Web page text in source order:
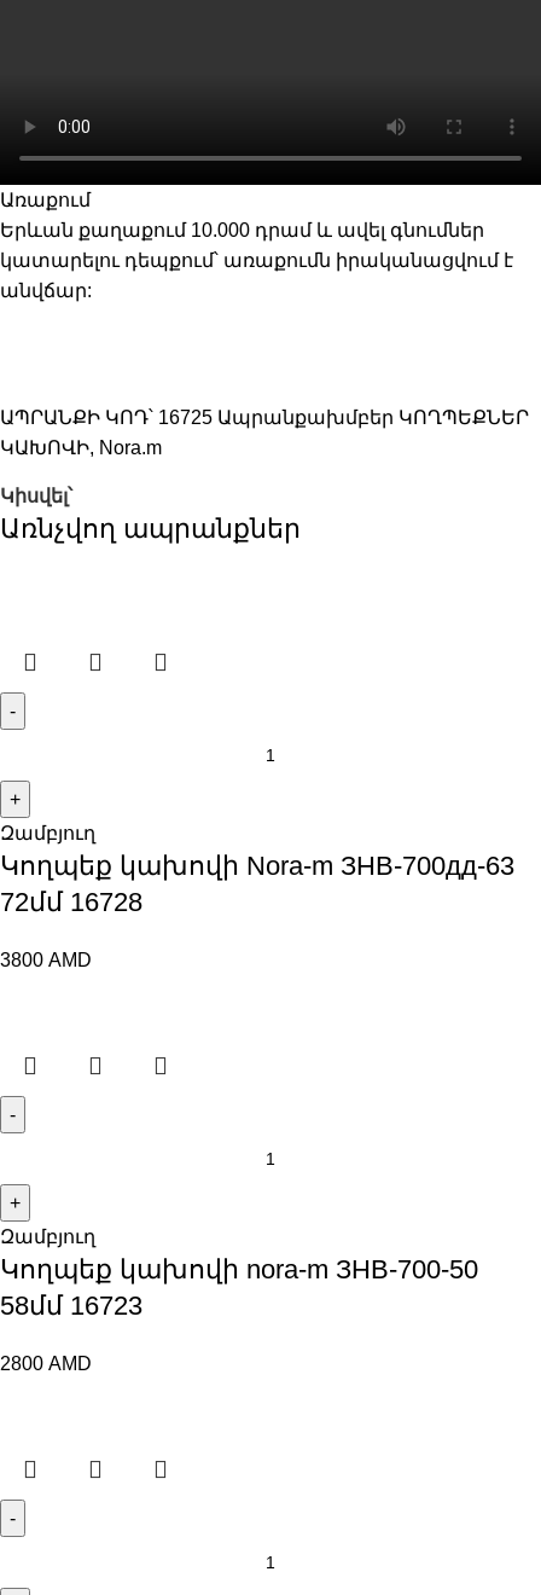
Առաքում
Երևան քաղաքում 10.000 դրամ և ավել գնումներ
կատարելու դեպքում՝ առաքումն իրականացվում է
անվճար:
ԱՊՐԱՆՔԻ ԿՈԴ՝ 16725 Ապրանքախմբեր ԿՈՂՊԵՔՆԵՐ
ԿԱԽՈՎԻ, Nora.m
Կիսվել՝
Առնչվող ապրանքներ
Զամբյուղ
Կողպեք կախովի Nora-m ЗНВ-700дд-63
72մմ 16728
3800 AMD
Զամբյուղ
Կողպեք կախովի nora-m ЗНВ-700-50
58մմ 16723
2800 AMD